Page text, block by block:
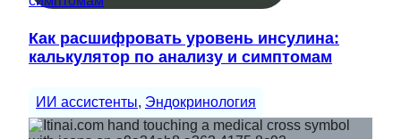
Как расшифровать уровень инсулина:
калькулятор по анализу и симптомам
ИИ ассистенты, Эндокринология